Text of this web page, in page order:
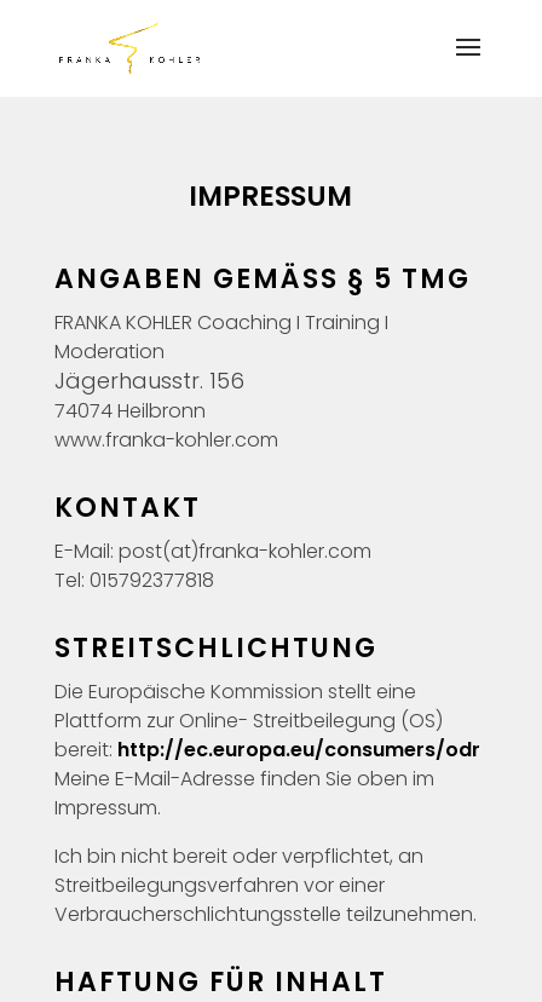
IMPRESSUM
ANGABEN GEMÄSS § 5 TMG
FRANKA KOHLER Coaching I Training I
Moderation
Jägerhausstr. 156
74074 Heilbronn
www.franka-kohler.com
KONTAKT
E-Mail: post(at)franka-kohler.com
Tel: 015792377818
STREITSCHLICHTUNG
Die Europäische Kommission stellt eine
Plattform zur Online- Streitbeilegung (OS)
bereit: http://ec.europa.eu/consumers/odr
Meine E-Mail-Adresse finden Sie oben im
Impressum.
Ich bin nicht bereit oder verpflichtet, an
Streitbeilegungsverfahren vor einer
Verbraucherschlichtungsstelle teilzunehmen.
HAFTUNG FÜR INHALT